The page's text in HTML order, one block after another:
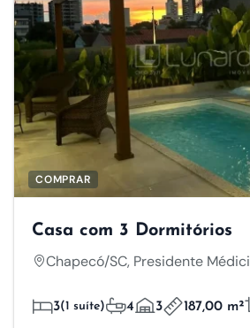
COMPRAR
Casa com 3 Dormitórios
Chapecó/SC, Presidente Médici
3(1 suíte) 4 3 187,00 m²